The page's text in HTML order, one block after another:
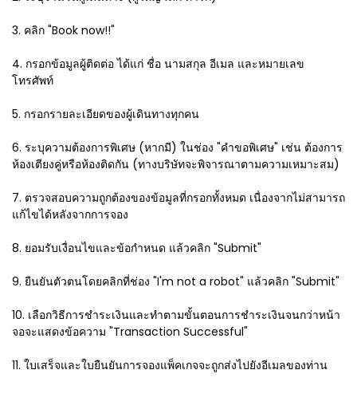
3. คลิก "Book now!!"
4. กรอกข้อมูลผู้ติดต่อ ได้แก่ ชื่อ นามสกุล อีเมล และหมายเลข
โทรศัพท์
5. กรอกรายละเอียดของผู้เดินทางทุกคน
6. ระบุความต้องการพิเศษ (หากมี) ในช่อง "คำขอพิเศษ" เช่น ต้องการ
ห้องเตียงคู่หรือห้องติดกัน (ทางบริษัทจะพิจารณาตามความเหมาะสม)
7. ตรวจสอบความถูกต้องของข้อมูลที่กรอกทั้งหมด เนื่องจากไม่สามารถ
แก้ไขได้หลังจากการจอง
8. ยอมรับเงื่อนไขและข้อกำหนด แล้วคลิก "Submit"
9. ยืนยันตัวตนโดยคลิกที่ช่อง "I'm not a robot" แล้วคลิก "Submit"
10. เลือกวิธีการชำระเงินและทำตามขั้นตอนการชำระเงินจนกว่าหน้า
จอจะแสดงข้อความ "Transaction Successful"
11. ใบเสร็จและใบยืนยันการจองแพ็คเกจจะถูกส่งไปยังอีเมลของท่าน